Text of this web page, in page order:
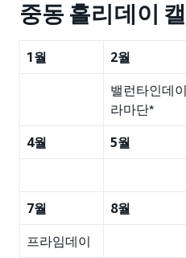
중동 홀리데이
1월 2월
밸런타인데이
라마단*
4월 5월
7월 8월
프라임데이